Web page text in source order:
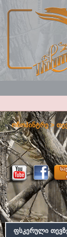
ოჩოპინტრე>
ფსკერული